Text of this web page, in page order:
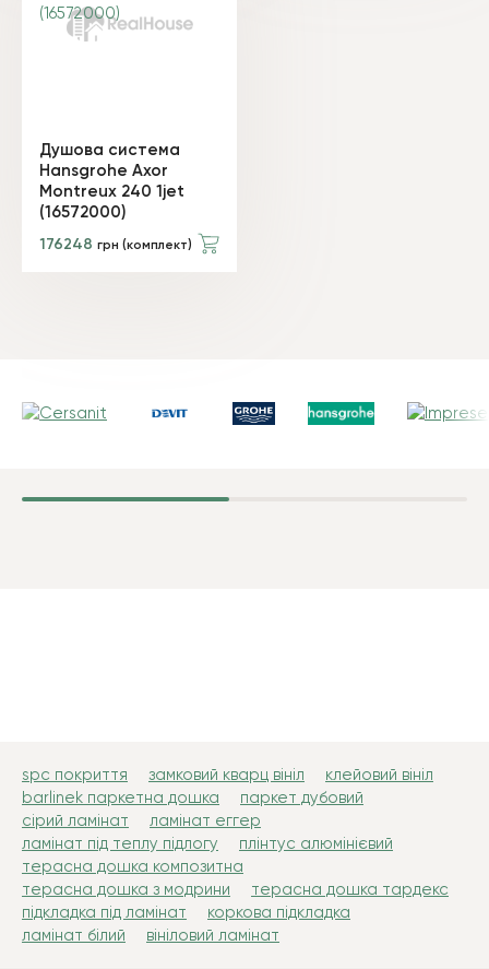
Душова система
Hansgrohe Axor
Montreux 240 1jet
(16572000)
176248 грн (комплект)
spc покриття замковий кварц вініл
клейовий вініл
barlinek паркетна дошка
паркет дубовий
сірий ламінат
ламінат еггер
ламінат під теплу підлогу
плінтус алюмінієвий
терасна дошка композитна
терасна дошка з модрини
терасна дошка тардекс
підкладка під ламінат
коркова підкладка
ламінат білий
вініловий ламінат